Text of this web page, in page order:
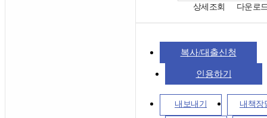
상세조회 다운로
복사/대출신청
인용하기
내보내기 내책장